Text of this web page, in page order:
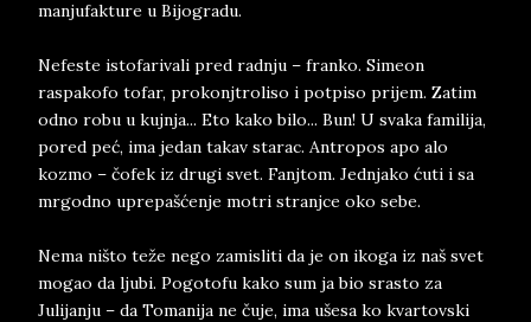
manjufakture u Bijogradu.
Nefeste istofarivali pred radnju – franko. Simeon
raspakofo tofar, prokonjtroliso i potpiso prijem. Zatim
odno robu u kujnja... Eto kako bilo... Bun! U svaka familija,
pored peć, ima jedan takav starac. Antropos apo alo
kozmo – čofek iz drugi svet. Fanjtom. Jednjako ćuti i sa
mrgodno uprepašćenje motri stranjce oko sebe.
Nema ništo teže nego zamisliti da je on ikoga iz naš svet
mogao da ljubi. Pogotofu kako sum ja bio srasto za
Julijanju – da Tomanija ne čuje, ima ušesa ko kvartovski